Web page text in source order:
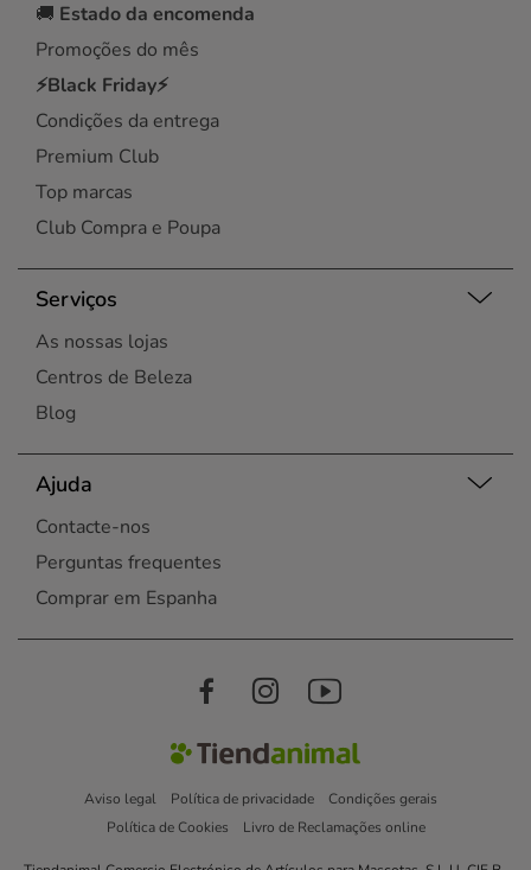
🚚 Estado da encomenda
Promoções do mês
⚡Black Friday⚡
Condições da entrega
Premium Club
Top marcas
Club Compra e Poupa
Serviços
As nossas lojas
Centros de Beleza
Blog
Ajuda
Contacte-nos
Perguntas frequentes
Comprar em Espanha
Aviso legal Política de privacidade
Condições gerais
Política de Cookies
Livro de Reclamações online